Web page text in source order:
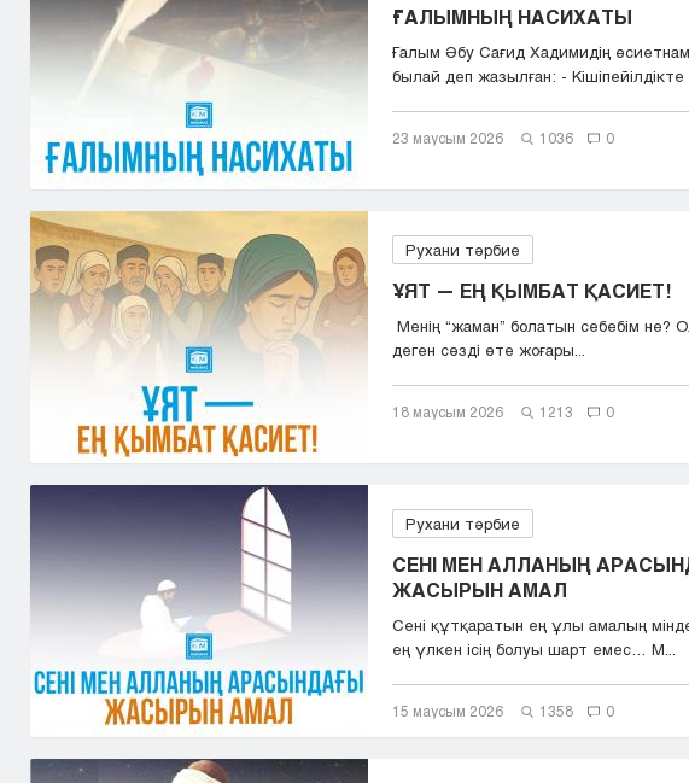
ҒАЛЫМНЫҢ НАСИХАТЫ
Ғалым Әбу Сағид Хадимидің
былай деп жазылған: - Кішіпейілдікте
23 маусым 2026 1036 0
Рухани тәрбие
ҰЯТ — ЕҢ ҚЫМБАТ ҚАСИЕТ!
Менің “жаман” болатын себебім не?
деген сөзді өте жоғары...
18 маусым 2026 1213 0
Рухани тәрбие
СЕНІ МЕН АЛЛАНЫҢ
ЖАСЫРЫН АМАЛ
Сені құтқаратын ең ұлы амалың
ең үлкен ісің болуы шарт емес… М...
15 маусым 2026 1358 0